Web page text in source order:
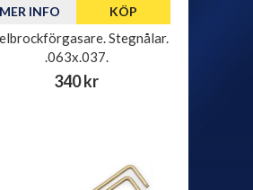
MER INFO KÖP
Stegnålar.
.063x.037.
340 kr